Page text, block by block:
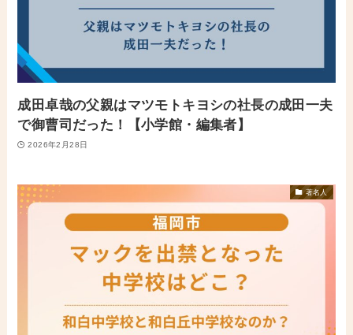
成田卓哉の父親はマツモトキヨシの社長の成田一夫
で御曹司だった！【小学館・編集者】
2026年2月28日
著名人